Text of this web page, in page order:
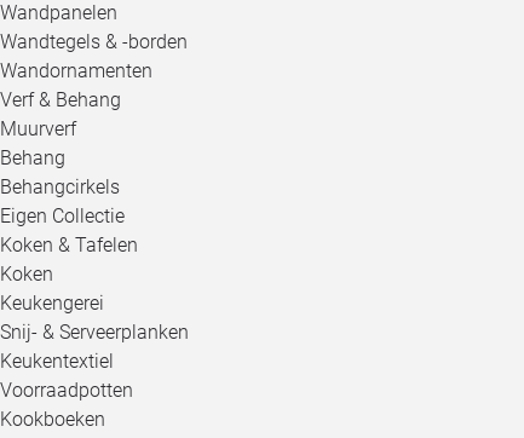
Wandpanelen
Wandtegels & -borden
Wandornamenten
Verf & Behang
Muurverf
Behang
Behangcirkels
Eigen Collectie
Koken & Tafelen
Koken
Keukengerei
Snij- & Serveerplanken
Keukentextiel
Voorraadpotten
Kookboeken